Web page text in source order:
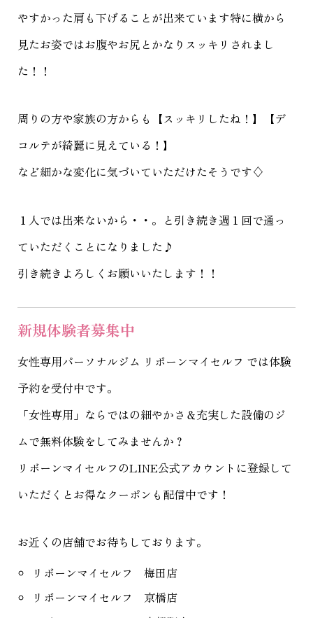
やすかった肩も下げることが出来ています特に横から
見たお姿ではお腹やお尻とかなりスッキリされまし
た！！
周りの方や家族の方からも【スッキリしたね！】【デ
コルテが綺麗に見えている！】
など細かな変化に気づいていただけたそうです♢
１人では出来ないから・・。と引き続き週１回で通っ
ていただくことになりました♪
引き続きよろしくお願いいたします！！
新規体験者募集中
女性専用パーソナルジム リボーンマイセルフ では体験
予約を受付中です。
「女性専用」ならではの細やかさ＆充実した設備のジ
ムで無料体験をしてみませんか？
リボーンマイセルフのLINE公式アカウントに登録して
いただくとお得なクーポンも配信中です！
お近くの店舗でお待ちしております。
リボーンマイセルフ 梅田店
リボーンマイセルフ 京橋店